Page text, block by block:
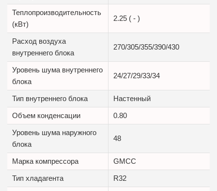
Теплопроизводительность
(кВт)
2.25 ( - )
Расход воздуха
внутреннего блока
270/305/355/390/430
Уровень шума внутреннего
блока
24/27/29/33/34
Тип внутреннего блока Настенный
Объем конденсации 0.80
Уровень шума наружного
блока
48
Марка компрессора GMCC
Тип хладагента R32